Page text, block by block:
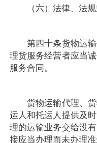
（六）法律、法
第四十条货物运
理货服务经营者应当
服务合同。
货物运输代理、
运人和托运人提供及
理的运输业务交给没
接应当办理而未办理